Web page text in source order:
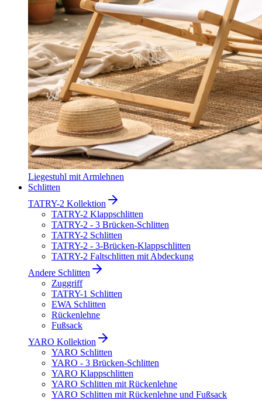
Liegestuhl mit Armlehnen
Schlitten
TATRY-2 Kollektion
TATRY-2 Klappschlitten
TATRY-2 - 3 Brücken-Schlitten
TATRY-2 Schlitten
TATRY-2 - 3-Brücken-Klappschlitten
TATRY-2 Faltschlitten mit Abdeckung
Andere Schlitten
Zuggriff
TATRY-1 Schlitten
EWA Schlitten
Rückenlehne
Fußsack
YARO Kollektion
YARO Schlitten
YARO - 3 Brücken-Schlitten
YARO Klappschlitten
YARO Schlitten mit Rückenlehne
YARO Schlitten mit Rückenlehne und Fußsack